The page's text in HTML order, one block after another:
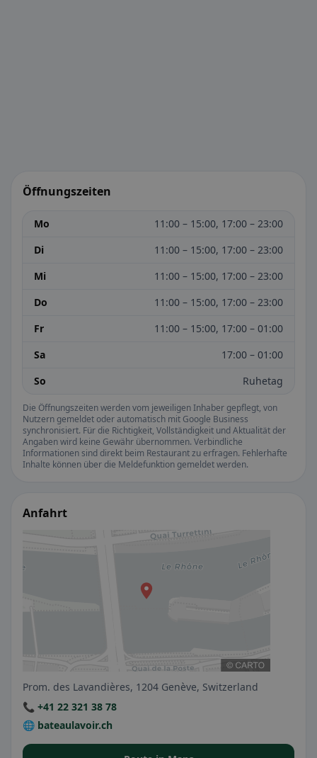
Öffnungszeiten
Mo
11:00 – 15:00, 17:00 – 23:00
Di
11:00 – 15:00, 17:00 – 23:00
Mi
11:00 – 15:00, 17:00 – 23:00
Do
11:00 – 15:00, 17:00 – 23:00
Fr
11:00 – 15:00, 17:00 – 01:00
Sa
17:00 – 01:00
So
Ruhetag
Die Öffnungszeiten werden vom jeweiligen Inhaber gepflegt, von
Nutzern gemeldet oder automatisch mit Google Business
synchronisiert. Für die Richtigkeit, Vollständigkeit und Aktualität der
Angaben wird keine Gewähr übernommen. Verbindliche
Informationen sind direkt beim Restaurant zu erfragen. Fehlerhafte
Inhalte können über die Meldefunktion gemeldet werden.
Anfahrt
Prom. des Lavandières, 1204 Genève, Switzerland
📞 +41 22 321 38 78
🌐 bateaulavoir.ch